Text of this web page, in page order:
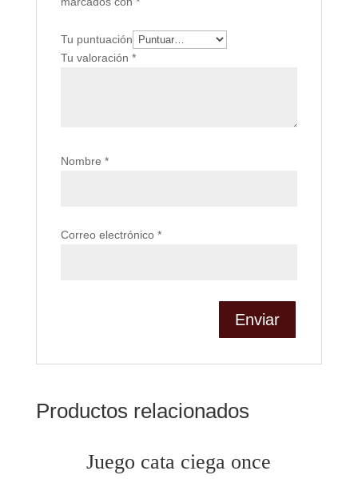
Tu puntuación
Tu valoración *
Nombre *
Correo electrónico *
Productos relacionados
Juego cata ciega once